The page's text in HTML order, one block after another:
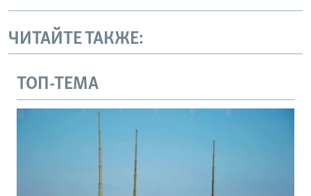
ЧИТАЙТЕ ТАКЖЕ:
ТОП-ТЕМА